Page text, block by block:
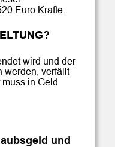
Euro Kräfte.
wird und der
werden, verfällt
in Geld
und